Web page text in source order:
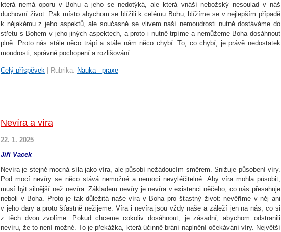
která nemá oporu v Bohu a jeho se nedotýká, ale která vnáší nebožský nesoulad v náš
duchovní život. Pak místo abychom se blížili k celému Bohu, blížíme se v nejlepším případě
k nějakému z jeho aspektů, ale současně se vlivem naší nemoudrosti nutně dostáváme do
střetu s Bohem v jeho jiných aspektech, a proto i nutně trpíme a nemůžeme Boha dosáhnout
plně. Proto nás stále něco trápí a stále nám něco chybí. To, co chybí, je právě nedostatek
moudrosti, správné pochopení a rozlišování.
Celý příspěvek Rubrika: Nauka - praxe
Nevíra a víra
22. 1. 2025
Jiří Vacek
Nevíra je stejně mocná síla jako víra, ale působí nežádoucím směrem. Snižuje působení víry.
Pod mocí nevíry se něco stává nemožné a nemoci nevyléčitelné. Aby víra mohla působit,
musí být silnější než nevíra. Základem nevíry je nevíra v existenci něčeho, co nás přesahuje
neboli v Boha. Proto je tak důležitá naše víra v Boha pro šťastný život: nevěříme v něj ani
v jeho dary a proto šťastně nežijeme. Víra i nevíra jsou vždy naše a záleží jen na nás, co si
z těch dvou zvolíme. Pokud chceme cokoliv dosáhnout, je zásadní, abychom odstranili
nevíru, že to není možné. To je překážka, která účinně brání naplnění očekávání víry. Největší